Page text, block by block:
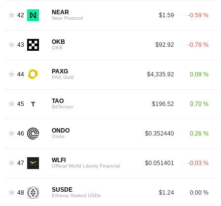
42 NEAR
Near Protocol $1.59 -0.59 %
43 OKB
OKB $92.92 -0.78 %
44 PAXG
PAX Gold $4,335.92 0.09 %
45 TAO
BitTensor $196.52 0.70 %
46 ONDO
Ondo $0.352440 0.26 %
47 WLFI
Official World Liberty Financial $0.051401 -0.03 %
48 SUSDE
Ethena Staked USDe $1.24 0.00 %